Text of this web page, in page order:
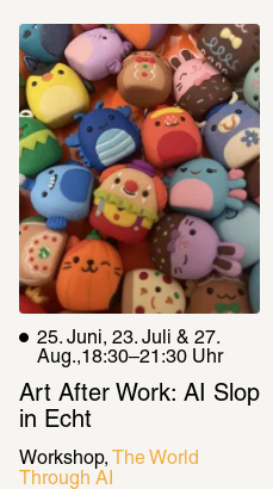
25. Juni, 23. Juli & 27.
Aug.,18:30–21:30 Uhr
Art After Work: AI Slop
in Echt
Workshop
The World
Through AI